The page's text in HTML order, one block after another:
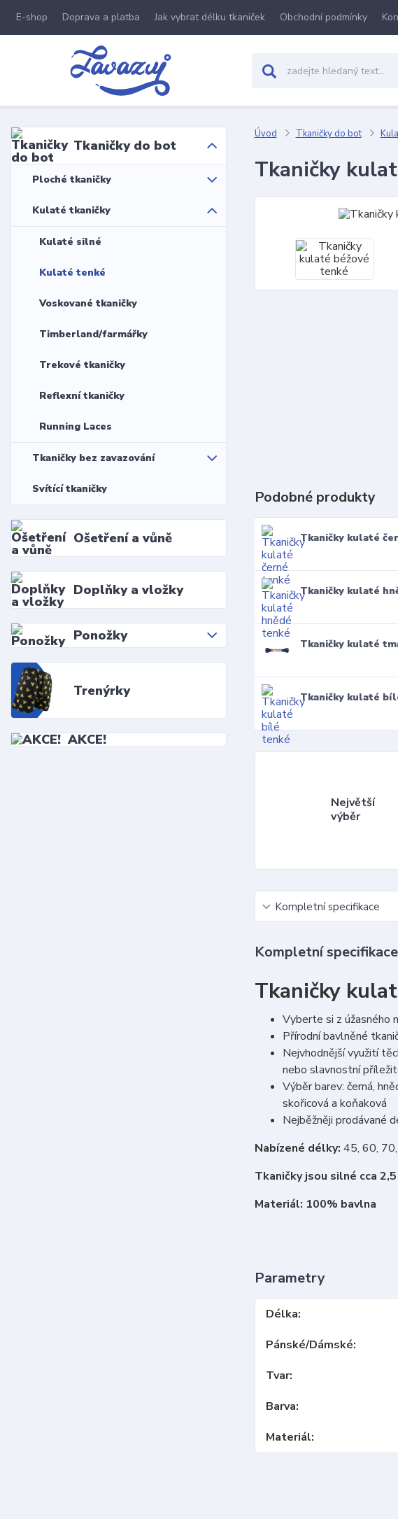
E-shop Doprava a platba Jak vybrat délku tkaniček Obchodní podmínky
Tkaničky do bot
Ploché tkaničky
Kulaté tkaničky
Kulaté silné
Kulaté tenké
Voskované tkaničky
Timberland/farmářky
Trekové tkaničky
Reflexní tkaničky
Running Laces
Tkaničky bez zavazování
Svítící tkaničky
Ošetření a vůně
Doplňky a vložky
Ponožky
Trenýrky
AKCE!
Úvod Tkaničky do bot
Tkaničky
Podobné produkty
Tkaničky kulaté
Tkaničky kulaté
Tkaničky kulaté
Tkaničky kulaté
Největší
výběr
Kompletní specifikace
Kompletní specifikace
Tkaničky
Vyberte si z úžasného
Přírodní bavlněné
Nejvhodnější využití
nebo slavnostní
Výběr barev: černá,
skořicová a koňaková
Nejběžněji prodávané
Nabízené délky: 45, 60,
Tkaničky jsou silné cca
Materiál: 100% bavlna
Parametry
Délka
Pánské/Dámské
Tvar
Barva
Materiál